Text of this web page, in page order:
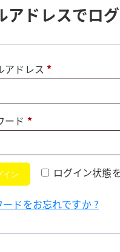
アドレスでロ
アドレス *必
ード *必
ログイン状態
イン
ードをお忘れですか ?